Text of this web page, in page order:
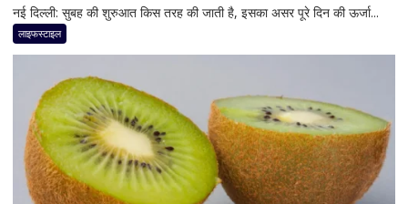
सुबह
पेट
3
चीजें
लेने
की
सलाह
देती
नई दिल्ली: सुबह की शुरुआत किस तरह की जाती है, इसका असर पूरे दिन की ऊर्जा...
लाइफस्टाइल